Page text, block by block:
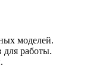
моделей.
для работы.